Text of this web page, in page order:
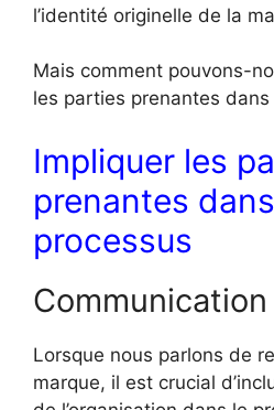
l’identité originelle de la
Mais comment pouvons-
les parties prenantes dans
Impliquer les
prenantes
processus
Lorsque nous parlons de
marque, il est crucial